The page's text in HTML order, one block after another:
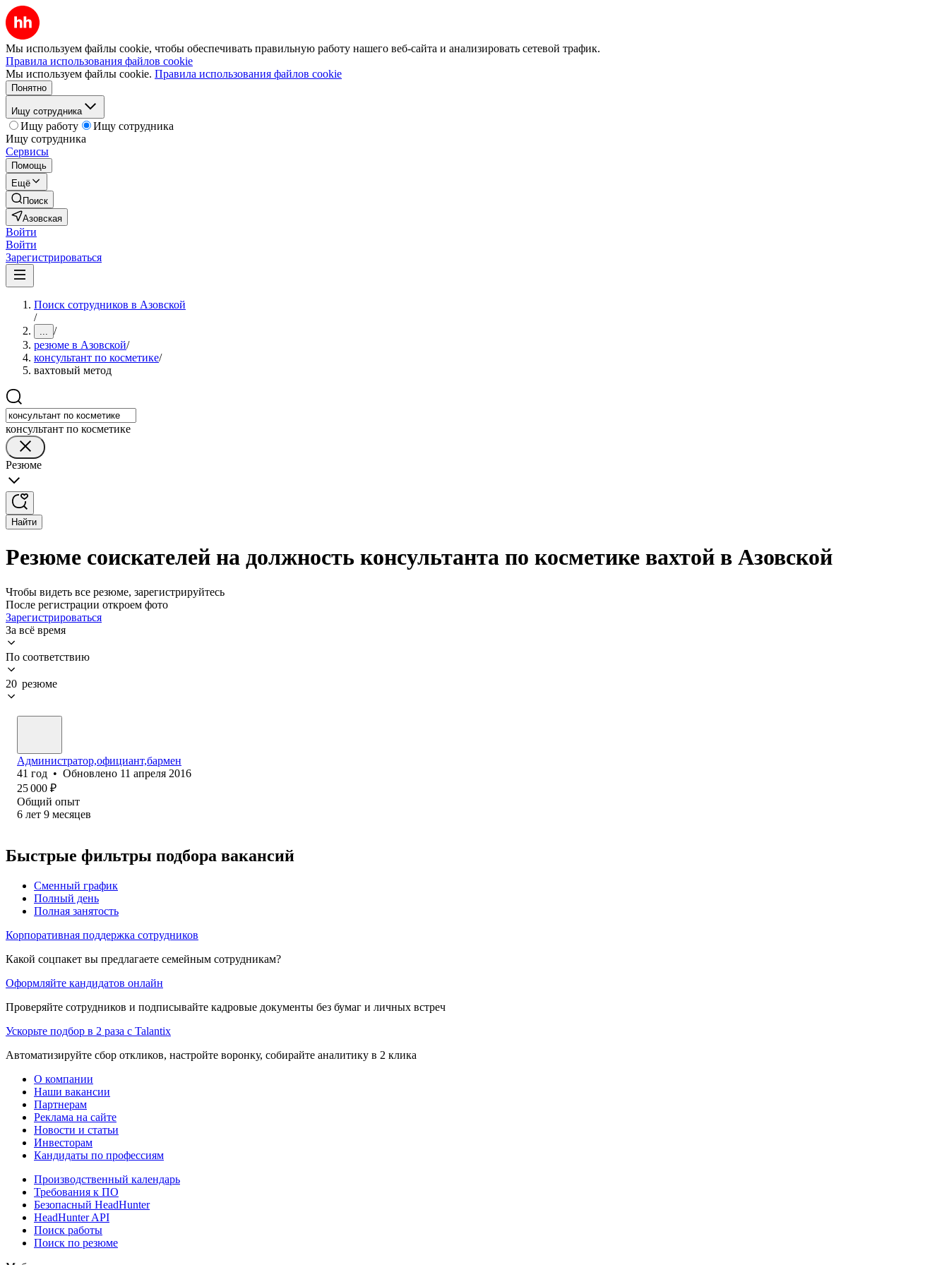
Мы используем файлы cookie, чтобы обеспечивать правильную работу нашего веб-сайта и анализировать сетевой трафик.
Правила использования файлов cookie
Мы используем файлы cookie. Правила использования файлов cookie
Понятно
Ищу сотрудника
Ищу работу
Ищу сотрудника
Ищу сотрудника
Сервисы
Помощь
Ещё
Поиск
Азовская
Войти
Войти
Зарегистрироваться
Поиск сотрудников в Азовской
/
... /
резюме в Азовской/
консультант по косметике/
вахтовый метод
консультант по косметике
Резюме
Найти
Резюме соискателей на должность консультанта по косметике вахтой в Азовской
Чтобы видеть все резюме, зарегистрируйтесь
После регистрации откроем фото
Зарегистрироваться
За всё время
По соответствию
20 резюме
Администратор,официант,бармен
41 год • Обновлено 11 апреля 2016
25 000 ₽
Общий опыт
6 лет 9 месяцев
Быстрые фильтры подбора вакансий
Сменный график
Полный день
Полная занятость
Корпоративная поддержка сотрудников
Какой соцпакет вы предлагаете семейным сотрудникам?
Оформляйте кандидатов онлайн
Проверяйте сотрудников и подписывайте кадровые документы без бумаг и личных встреч
Ускорьте подбор в 2 раза с Talantix
Автоматизируйте сбор откликов, настройте воронку, собирайте аналитику в 2 клика
О компании
Наши вакансии
Партнерам
Реклама на сайте
Новости и статьи
Инвесторам
Кандидаты по профессиям
Производственный календарь
Требования к ПО
Безопасный HeadHunter
HeadHunter API
Поиск работы
Поиск по резюме